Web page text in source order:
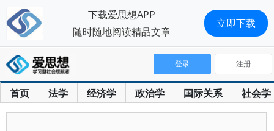
首页 法学 经济学 政治学 国际关系 社会学
登录 注册
下载爱思想APP
随时随地阅读精品文章
立即下载